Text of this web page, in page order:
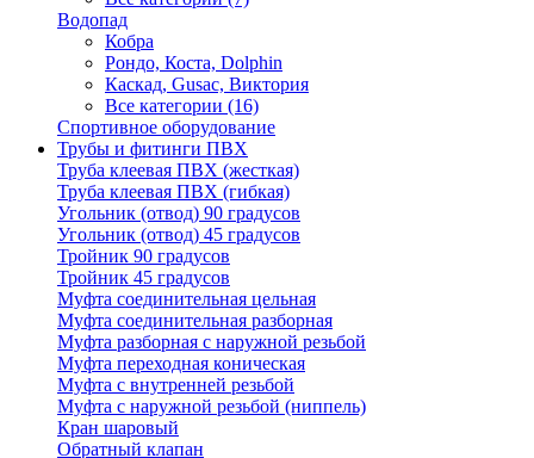
Водопад
Кобра
Рондо, Коста, Dolphin
Каскад, Gusac, Виктория
Все категории (16)
Спортивное оборудование
Трубы и фитинги ПВХ
Труба клеевая ПВХ (жесткая)
Труба клеевая ПВХ (гибкая)
Угольник (отвод) 90 градусов
Угольник (отвод) 45 градусов
Тройник 90 градусов
Тройник 45 градусов
Муфта соединительная цельная
Муфта соединительная разборная
Муфта разборная с наружной резьбой
Муфта переходная коническая
Муфта с внутренней резьбой
Муфта с наружной резьбой (ниппель)
Кран шаровый
Обратный клапан